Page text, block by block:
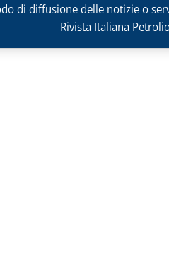
di diffusione delle notizie o
Rivista Italiana